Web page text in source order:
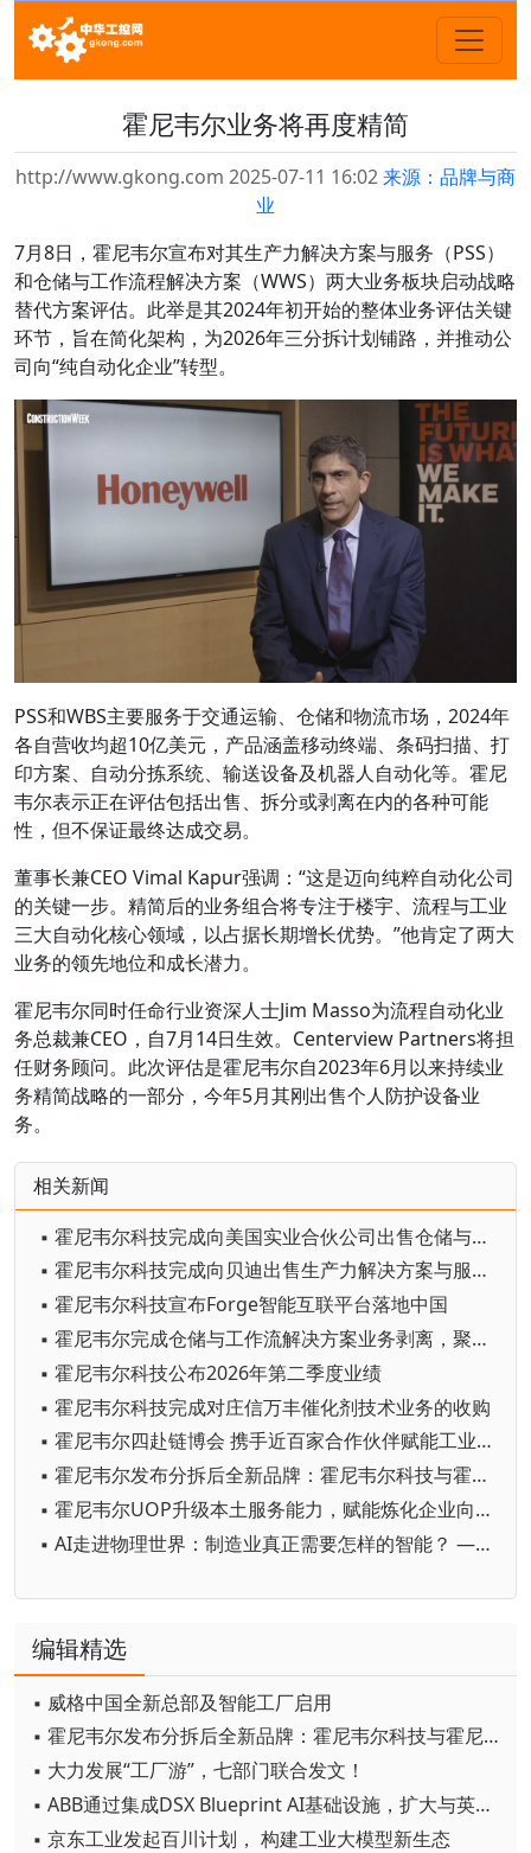
霍尼韦尔业务将再度精简
http://www.gkong.com 2025-07-11 16:02来源：品牌与商
业
7月8日，霍尼韦尔宣布对其生产力解决方案与服务（PSS）
和仓储与工作流程解决方案（WWS）两大业务板块启动战略
替代方案评估。此举是其2024年初开始的整体业务评估关键
环节，旨在简化架构，为2026年三分拆计划铺路，并推动公
司向“纯自动化企业”转型。
PSS和WBS主要服务于交通运输、仓储和物流市场，2024年
各自营收均超10亿美元，产品涵盖移动终端、条码扫描、打
印方案、自动分拣系统、输送设备及机器人自动化等。霍尼
韦尔表示正在评估包括出售、拆分或剥离在内的各种可能
性，但不保证最终达成交易。
董事长兼CEO Vimal Kapur强调：“这是迈向纯粹自动化公司
的关键一步。精简后的业务组合将专注于楼宇、流程与工业
三大自动化核心领域，以占据长期增长优势。”他肯定了两大
业务的领先地位和成长潜力。
霍尼韦尔同时任命行业资深人士Jim Masso为流程自动化业
务总裁兼CEO，自7月14日生效。Centerview Partners将担
任财务顾问。此次评估是霍尼韦尔自2023年6月以来持续业
务精简战略的一部分，今年5月其刚出售个人防护设备业
务。
相关新闻
▪ 霍尼韦尔科技完成向美国实业合伙公司出售仓储与工作流解决方案业务
▪ 霍尼韦尔科技完成向贝迪出售生产力解决方案与服务业务
▪ 霍尼韦尔科技宣布Forge智能互联平台落地中国
▪ 霍尼韦尔完成仓储与工作流解决方案业务剥离，聚焦纯自动化战略
▪ 霍尼韦尔科技公布2026年第二季度业绩
▪ 霍尼韦尔科技完成对庄信万丰催化剂技术业务的收购
▪ 霍尼韦尔四赴链博会 携手近百家合作伙伴赋能工业自主化
▪ 霍尼韦尔发布分拆后全新品牌：霍尼韦尔科技与霍尼韦尔航空航天
▪ 霍尼韦尔UOP升级本土服务能力，赋能炼化企业向价值驱动转型
▪ AI走进物理世界：制造业真正需要怎样的智能？ ——霍尼韦尔余锋谈工业智能的本质、边界与实践
编辑精选
▪ 威格中国全新总部及智能工厂启用
▪ 霍尼韦尔发布分拆后全新品牌：霍尼韦尔科技与霍尼韦尔航空航天
▪ 大力发展“工厂游”，七部门联合发文！
▪ ABB通过集成DSX Blueprint AI基础设施，扩大与英伟达的合作
▪ 京东工业发起百川计划， 构建工业大模型新生态